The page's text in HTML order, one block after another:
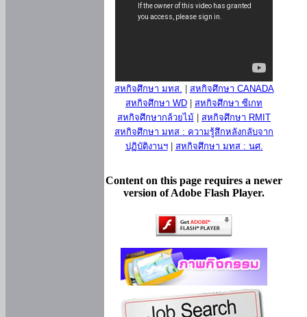
สหกิจศึกษา มทส.
สหกิจศึกษา CANADA
สหกิจศึกษา WD
สหกิจศึกษา ซีเกท
สหกิจศึกษากล้วยไม้
สหกิจศึกษา RMIT
สหกิจศึกษา มทส : ความรู้สึกหลังกลับจาก
ปฏิบัติงานฯ| สหกิจศึกษา มทส : นศ.
Content on this page requires a newer
version of Adobe Flash Player.